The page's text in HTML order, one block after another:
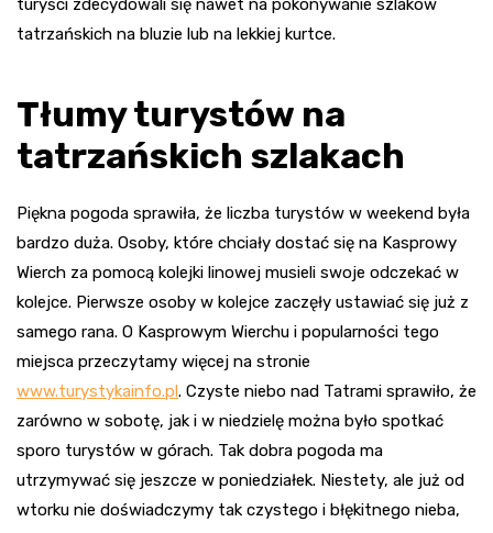
tatrzańskich na bluzie lub na lekkiej kurtce.
Tłumy turystów na
tatrzańskich szlakach
Piękna pogoda sprawiła, że liczba turystów w weekend była
bardzo duża. Osoby, które chciały dostać się na Kasprowy
Wierch za pomocą kolejki linowej musieli swoje odczekać w
kolejce. Pierwsze osoby w kolejce zaczęły ustawiać się już z
samego rana. O Kasprowym Wierchu i popularności tego
miejsca przeczytamy więcej na stronie
www.turystykainfo.pl. Czyste niebo nad Tatrami sprawiło, że
zarówno w sobotę, jak i w niedzielę można było spotkać
sporo turystów w górach. Tak dobra pogoda ma
utrzymywać się jeszcze w poniedziałek. Niestety, ale już od
wtorku nie doświadczymy tak czystego i błękitnego nieba,